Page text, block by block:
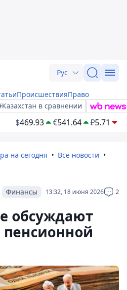
Рус
ПроисшествияПраво
в сравнении
$469.93 €541.64 ₽5.71
на сегодня
Все новости
13:32, 18 июня 2026 2
Финансы
обсуждают